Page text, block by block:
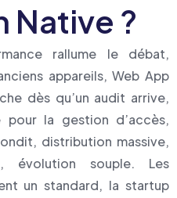
Native ?
rallume le débat,
appareils, Web App
dès qu’un audit arrive,
pour la gestion d’accès,
distribution massive,
évolution souple. Les
un standard, la startup